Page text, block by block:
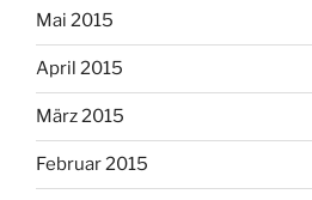
Mai 2015
April 2015
März 2015
Februar 2015